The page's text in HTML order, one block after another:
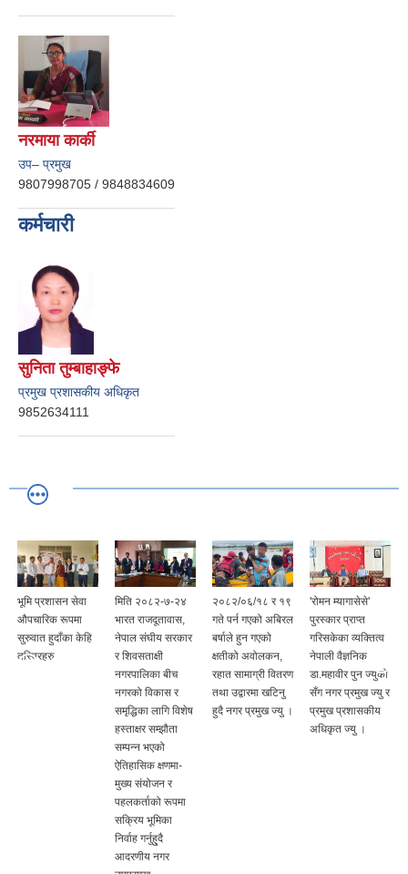
नरमाया कार्की
उप– प्रमुख
9807998705 / 9848834609
कर्मचारी
सुनिता तुम्बाहाङ्फे
प्रमुख प्रशासकीय अधिकृत
9852634111
भूमि प्रशासन सेवा
औपचारिक रूपमा
सुरुवात हुदाँका केहि
तस्विरहरु
मिति २०८२-७-२४
भारत राजदूतावास,
नेपाल संघीय सरकार
र शिवसताक्षी
नगरपालिका बीच
नगरको विकास र
समृद्धिका लागि विशेष
हस्ताक्षर सम्झौता
सम्पन्न भएको
ऐतिहासिक क्षणमा-
मुख्य संयोजन र
पहलकर्ताको रूपमा
सक्रिय भूमिका
निर्वाह गर्नुहु्दै
आदरणीय नगर
२०८२/०६/१८ र १९
गते पर्न गएको अबिरल
बर्षाले हुन गएको
क्षतीको अवोलकन,
रहात सामाग्री वितरण
तथा उद्वारमा खटिनु
हुदै नगर प्रमुख ज्यु ।
'रोमन म्यागासेसे'
पुरस्कार प्राप्त
गरिसकेका व्यक्तित्व
नेपाली वैज्ञनिक
डा.महावीर पुन ज्युको
सँग नगर प्रमुख ज्यु र
प्रमुख प्रशासकीय
अधिकृत ज्यु ।